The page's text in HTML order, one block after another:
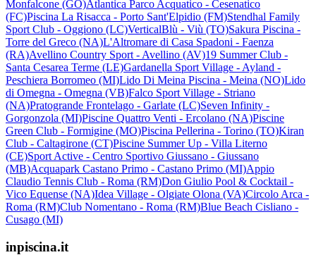
Monfalcone (GO)Atlantica Parco Acquatico - Cesenatico
(FC)Piscina La Risacca - Porto Sant'Elpidio (FM)Stendhal Family
Sport Club - Oggiono (LC)VerticalBlù - Viù (TO)Sakura Piscina -
Torre del Greco (NA)L'Altromare di Casa Spadoni - Faenza
(RA)Avellino Country Sport - Avellino (AV)19 Summer Club -
Santa Cesarea Terme (LE)Gardanella Sport Village - Ayland -
Peschiera Borromeo (MI)Lido Di Meina Piscina - Meina (NO)Lido
di Omegna - Omegna (VB)Falco Sport Village - Striano
(NA)Pratogrande Frontelago - Garlate (LC)Seven Infinity -
Gorgonzola (MI)Piscine Quattro Venti - Ercolano (NA)Piscine
Green Club - Formigine (MO)Piscina Pellerina - Torino (TO)Kiran
Club - Caltagirone (CT)Piscine Summer Up - Villa Literno
(CE)Sport Active - Centro Sportivo Giussano - Giussano
(MB)Acquapark Castano Primo - Castano Primo (MI)Appio
Claudio Tennis Club - Roma (RM)Don Giulio Pool & Cocktail -
Vico Equense (NA)Idea Village - Olgiate Olona (VA)Circolo Arca -
Roma (RM)Club Nomentano - Roma (RM)Blue Beach Cisliano -
Cusago (MI)
inpiscina.it